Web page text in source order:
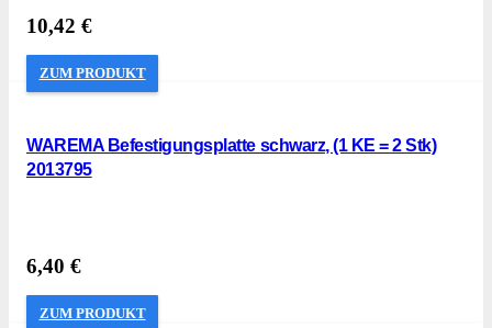
10,42 €
ZUM PRODUKT
WAREMA Befestigungsplatte schwarz, (1 KE = 2 Stk)
2013795
6,40 €
ZUM PRODUKT